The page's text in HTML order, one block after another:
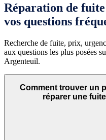
Réparation de
vos questions
Recherche de fuite, prix,
aux questions les plus posées
Argenteuil.
Comment trouver un
réparer une